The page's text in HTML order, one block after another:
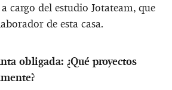
cargo del estudio Jotateam, que
de esta casa.
obligada: ¿Qué proyectos